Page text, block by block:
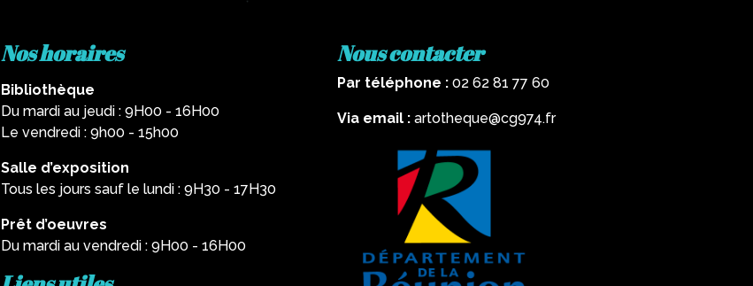
Nos horaires
Bibliothèque
Du mardi au jeudi : 9H00 - 16H00
Le vendredi : 9h00 - 15h00
Salle d’exposition
Tous les jours sauf le lundi : 9H30 - 17H30
Prêt d’oeuvres
Du mardi au vendredi : 9H00 - 16H00
Nous contacter
Par téléphone : 02 62 81 77 60
Via email : artotheque@cg974.fr